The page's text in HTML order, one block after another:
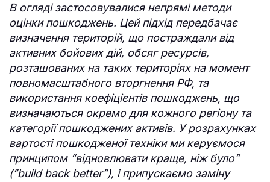
В огляді застосовувалися непрямі методи
оцінки пошкоджень. Цей підхід передбачає
визначення територій, що постраждали від
активних бойових дій, обсяг ресурсів,
розташованих на таких територіях на момент
повномасштабного вторгнення РФ, та
використання коефіцієнтів пошкоджень, що
визначаються окремо для кожного регіону та
категорії пошкоджених активів. У розрахунках
вартості пошкодженої техніки ми керуємося
принципом “відновлювати краще, ніж було”
(”build back better”), і припускаємо заміну